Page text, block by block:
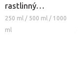
rastlinný
masážny olej -
RICÍNOVÝ
250 ml / 500 ml / 1000
ml